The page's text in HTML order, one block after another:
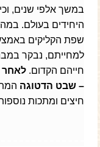
במשך אלפי שנים,
היחידים בעולם.
שפת הקליקים
למחייתם, נבקר
חייהם הקדום.לאחר
– שבט הדטוגה
חיצים ומתכות